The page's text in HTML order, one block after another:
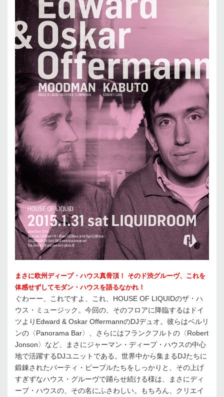
まさに欧州ディープ・ハウス真骨頂！ そのド渋グルーヴ、これを
体感せずしてモダン・ハウスを語るなかれ！
ぐわーー、これですよ、これ、HOUSE OF LIQUIDのザ・ハ
ウス・ミュージック。今回の、そのフロアに降臨するはドイ
ツよりEdward & Oskar OffermannのDJデュオ。彼らはベルリ
ンの〈Panorama Bar〉、さらにはフランクフルトの〈Robert
Jonson〉など、まさにジャーマン・ディープ・ハウスの中心
地で活躍するDJユニットである。世界中から集まるDJたちに
鍛錬されたパーティ・ピープルたちをしっかりと、その上げ
すぎずなハウス・グルーヴで踊らせ続ける様は、まさにディ
ープ・ハウスの、その名にふさわしい。もちろん、クリエイ